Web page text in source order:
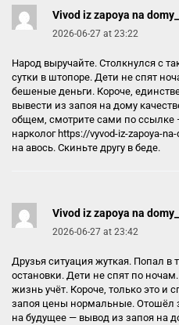
Vivod iz zapoya na
2026-06-27 at 23:22
Народ выручайте. Столкнулся с
сутки в штопоре. Дети не спят
бешеные деньги. Короче,
вывести из запоя на дому
общем, смотрите сами по ссылке
нарколог https://vyvod-iz-zapoya-
на авось. Скиньте другу в беде.
Vivod iz zapoya na
2026-06-27 at 23:42
Друзья ситуация жуткая. Попал в
остановки. Дети не спят по
жизнь учёт. Короче, только это и
запоя цены нормальные. Отошёл
на будущее — вывод из запоя на